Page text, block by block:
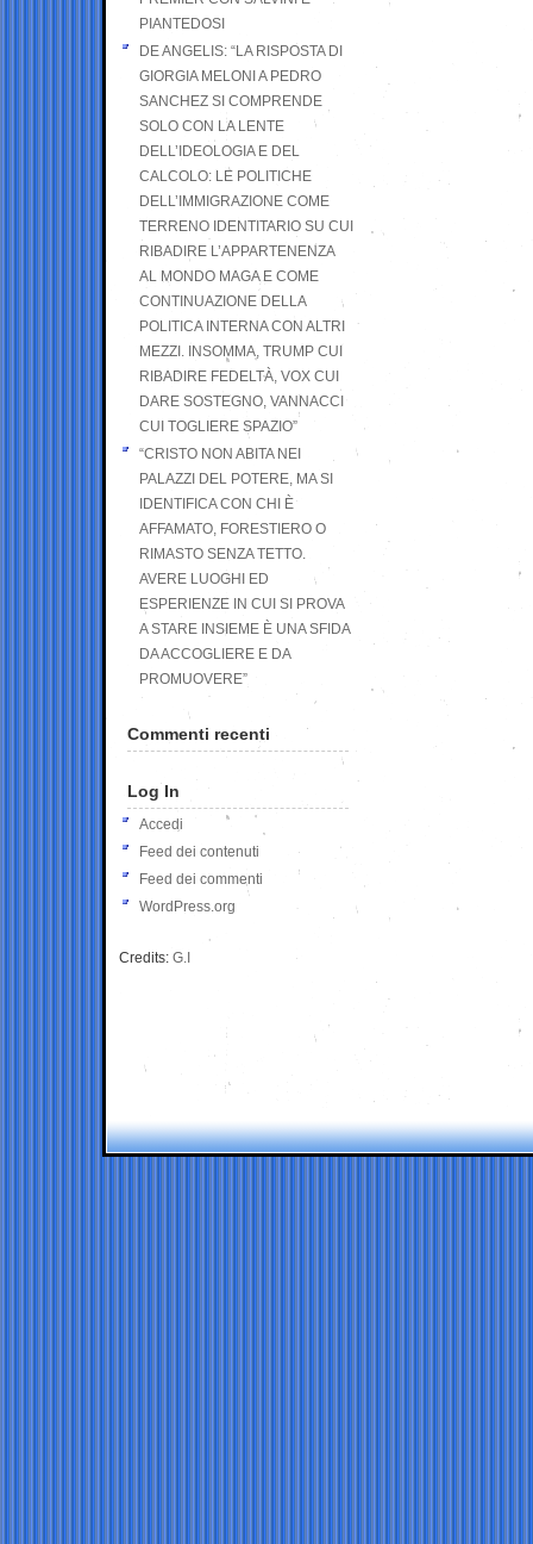
PIANTEDOSI
DE ANGELIS: “LA RISPOSTA DI
GIORGIA MELONI A PEDRO
SANCHEZ SI COMPRENDE
SOLO CON LA LENTE
DELL’IDEOLOGIA E DEL
CALCOLO: LE POLITICHE
DELL’IMMIGRAZIONE COME
TERRENO IDENTITARIO SU CUI
RIBADIRE L’APPARTENENZA
AL MONDO MAGA E COME
CONTINUAZIONE DELLA
POLITICA INTERNA CON ALTRI
MEZZI. INSOMMA, TRUMP CUI
RIBADIRE FEDELTÀ, VOX CUI
DARE SOSTEGNO, VANNACCI
CUI TOGLIERE SPAZIO”
“CRISTO NON ABITA NEI
PALAZZI DEL POTERE, MA SI
IDENTIFICA CON CHI È
AFFAMATO, FORESTIERO O
RIMASTO SENZA TETTO.
AVERE LUOGHI ED
ESPERIENZE IN CUI SI PROVA
A STARE INSIEME È UNA SFIDA
DA ACCOGLIERE E DA
PROMUOVERE”
Commenti recenti
Log In
Accedi
Feed dei contenuti
Feed dei commenti
WordPress.org
Credits: G.I